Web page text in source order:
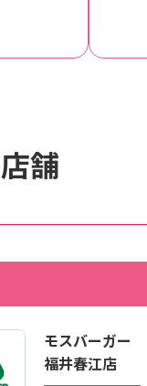
舗
モスバーガー
福井春江店